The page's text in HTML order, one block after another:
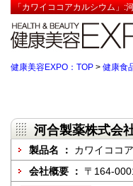
「カワイココアカルシウム」:
健康美容EXPO：TOP > 健康食
河合製薬株式会
製品名 ： カワイココ
会社概要 ： 〒164-